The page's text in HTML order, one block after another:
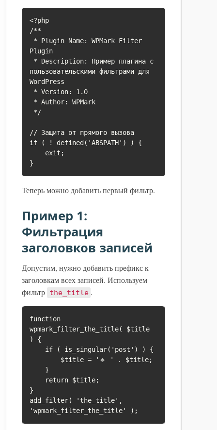
<?php
/**
Plugin
пользовательскими фильтрами для
WordPress
// Защита от прямого вызова
if ( ! defined('ABSPATH') ) {
Теперь можно добавить первый фильтр.
Пример 1:
Фильтрация
заголовков записей
Допустим, нужно добавить префикс к
заголовкам всех записей. Используем
фильтр the_title .
function
wpmark_filter_the_title( $title
) {
}
add_filter( 'the_title',